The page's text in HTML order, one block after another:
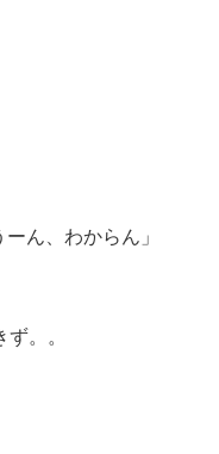
ん、わからん」
。。